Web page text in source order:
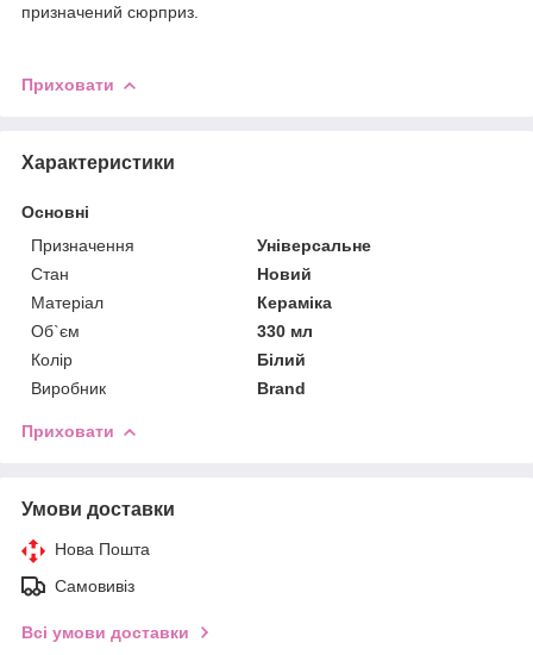
призначений сюрприз.
Приховати
Характеристики
Основні
Призначення
Універсальне
Стан
Новий
Матеріал
Кераміка
Об`єм
330 мл
Колір
Білий
Виробник
Brand
Приховати
Умови доставки
Нова Пошта
Самовивіз
Всі умови доставки